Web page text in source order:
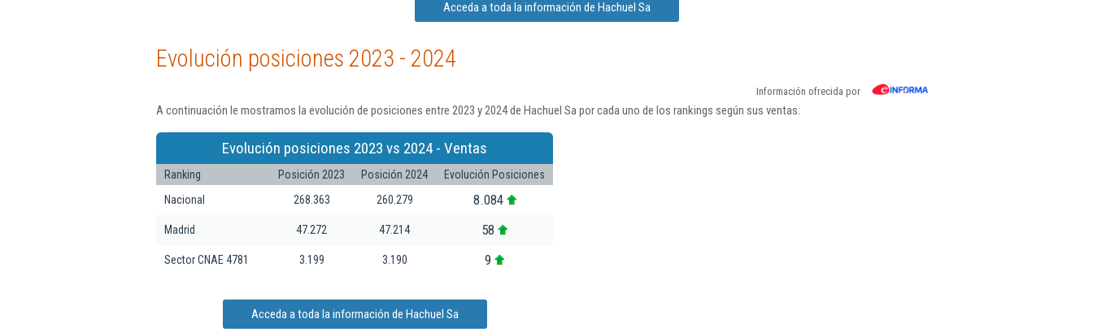
Acceda a toda la información de Hachuel Sa
Evolución posiciones 2023 - 2024
Información ofrecida por
A continuación le mostramos la evolución de posiciones entre 2023 y 2024 de Hachuel Sa por cada uno de los rankings según sus ventas:
Evolución posiciones 2023 vs 2024 - Ventas
Ranking Posición 2023 Posición 2024
Evolución Posiciones
Nacional
268.363 260.279 8.084
Madrid 47.272 47.214 58
Sector CNAE 4781 3.199 3.190 9
Acceda a toda la información de Hachuel Sa